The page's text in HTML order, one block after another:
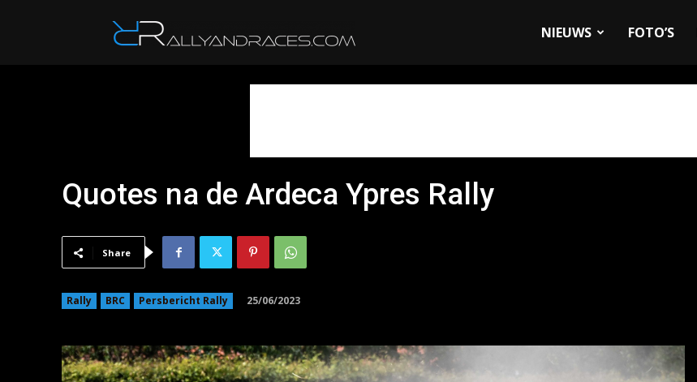
NIEUWS FOTO’S
Quotes na de Ardeca Ypres Rally
Share
Rally BRC Persbericht Rally 25/06/2023